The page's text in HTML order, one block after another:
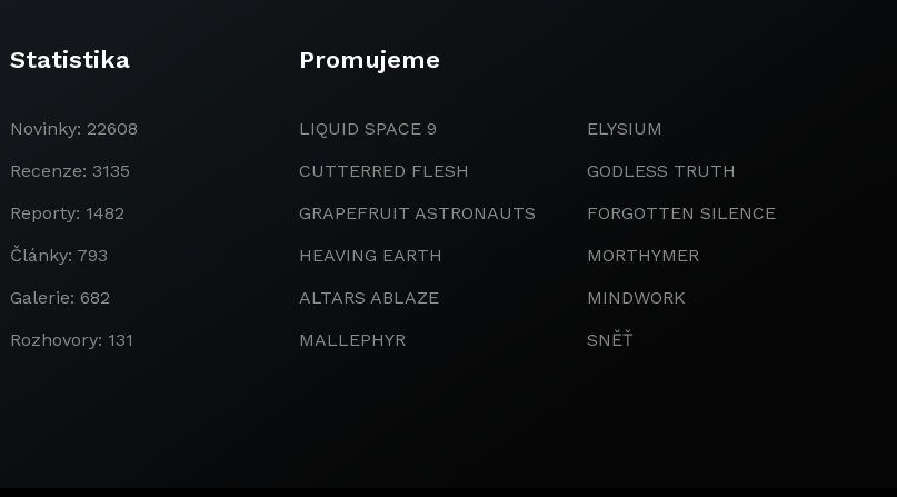
Statistika
Novinky: 22608
Recenze: 3135
Reporty: 1482
Články: 793
Galerie: 682
Rozhovory: 131
Promujeme
LIQUID SPACE 9
CUTTERRED FLESH
GRAPEFRUIT ASTRONAUTS
HEAVING EARTH
ALTARS ABLAZE
MALLEPHYR
ELYSIUM
GODLESS TRUTH
FORGOTTEN SILENCE
MORTHYMER
MINDWORK
SNĚŤ